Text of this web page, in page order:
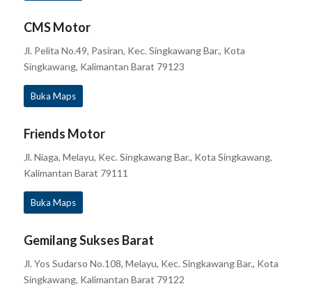
CMS Motor
Jl. Pelita No.49, Pasiran, Kec. Singkawang Bar., Kota
Singkawang, Kalimantan Barat 79123
Buka Maps
Friends Motor
Jl. Niaga, Melayu, Kec. Singkawang Bar., Kota Singkawang,
Kalimantan Barat 79111
Buka Maps
Gemilang Sukses Barat
Jl. Yos Sudarso No.108, Melayu, Kec. Singkawang Bar., Kota
Singkawang, Kalimantan Barat 79122